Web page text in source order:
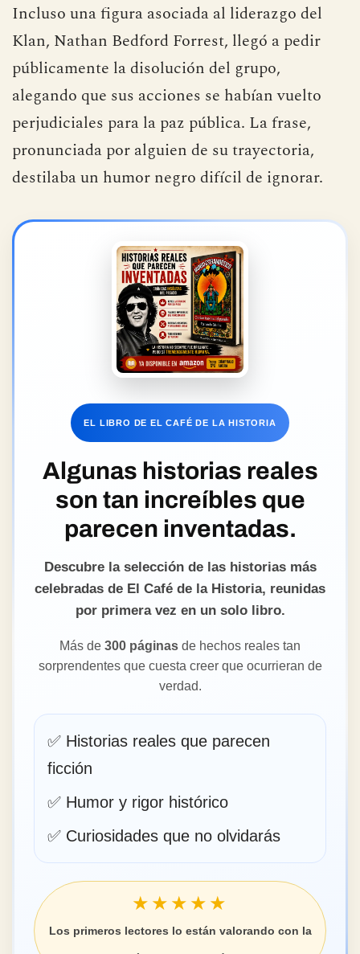
Incluso una figura asociada al liderazgo del
Klan, Nathan Bedford Forrest, llegó a pedir
públicamente la disolución del grupo,
alegando que sus acciones se habían vuelto
perjudiciales para la paz pública. La frase,
pronunciada por alguien de su trayectoria,
destilaba un humor negro difícil de ignorar.
EL LIBRO DE EL CAFÉ DE LA HISTORIA
Algunas historias reales
son tan increíbles que
parecen inventadas.
Descubre la selección de las historias más
celebradas de El Café de la Historia, reunidas
por primera vez en un solo libro.
Más de 300 páginas de hechos reales tan
sorprendentes que cuesta creer que ocurrieran de
verdad.
✅ Historias reales que parecen
ficción
✅ Humor y rigor histórico
✅ Curiosidades que no olvidarás
★★★★★
Los primeros lectores lo están valorando con la